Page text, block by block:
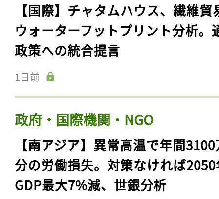
【国際】チャタムハウス、繊維貿
ウォーターフットプリント分析。
政策への統合提言
1日前
政府・国際機関・NGO
【南アジア】異常高温で年間
分の労働損失。対策なければ
GDP最大7%減、世銀分析